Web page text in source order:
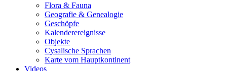
Flora & Fauna
Geografie & Genealogie
Geschöpfe
Kalenderereignisse
Objekte
Cysalische Sprachen
Karte vom Hauptkontinent
Videos